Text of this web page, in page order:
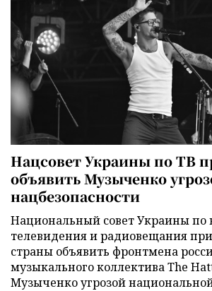
Нацсовет Украины по ТВ
объявить Музыченко
нацбезопасности
Национальный совет Украины по
телевидения и радиовещания
страны объявить фронтмена
музыкального коллектива The
Музыченко угрозой